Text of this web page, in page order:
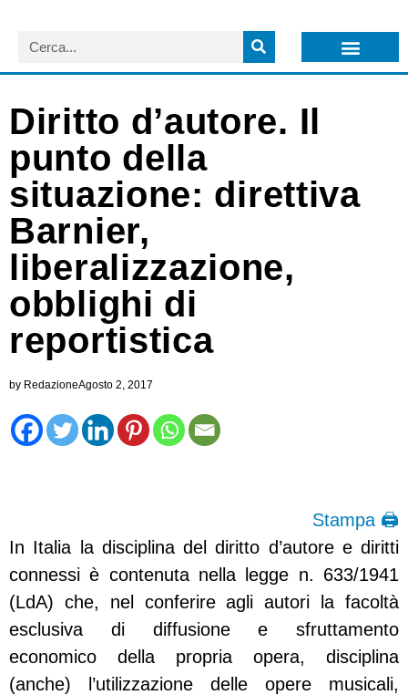
Diritto d’autore. Il
punto della
situazione: direttiva
Barnier,
liberalizzazione,
obblighi di
reportistica
by RedazioneAgosto 2, 2017
Stampa 🖨
In Italia la disciplina del diritto d’autore e diritti
connessi è contenuta nella legge n. 633/1941
(LdA) che, nel conferire agli autori la facoltà
esclusiva di diffusione e sfruttamento
economico della propria opera, disciplina
(anche) l’utilizzazione delle opere musicali,